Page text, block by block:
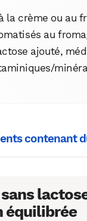
la crème ou au
au
ajouté,
contenant
équilibrée